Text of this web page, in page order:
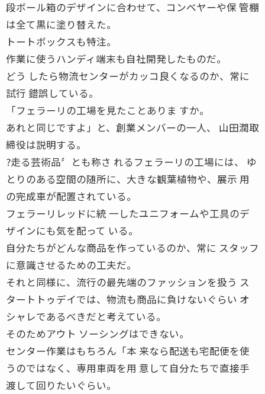
段ボール箱のデザインに合わせて、コンベヤーや保 管棚
は全て黒に塗り替えた。
トートボックスも特注。
作業に使うハンディ端末も自社開発したものだ。
どう したら物流センターがカッコ良くなるのか、常に
試行 錯誤している。
「フェラーリの工場を見たことありま すか。
あれと同じですよ」と、創業メンバーの一人、 山田潤取
締役は説明する。
?走る芸術品〞とも称さ れるフェラーリの工場には、 ゆ
とりのある空間の随所に、大きな観葉植物や、展示 用
の完成車が配置されている。
フェラーリレッドに統 一したユニフォームや工具のデ
ザインにも気を配って いる。
自分たちがどんな商品を作っているのか、常に スタッフ
に意識させるための工夫だ。
それと同様に、流行の最先端のファッションを扱う ス
タートトゥデイでは、物流も商品に負けないぐらい オ
シャレであるべきだと考えている。
そのためアウト ソーシングはできない。
センター作業はもちろん「本 来なら配送も宅配便を使
うのではなく、専用車両を用 意して自分たちで直接手
渡して回りたいぐらい。